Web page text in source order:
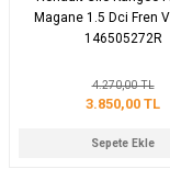
Magane 1.5 Dci Fren
146505272R
4.270,00 TL
3.850,00 TL
Sepete Ekle